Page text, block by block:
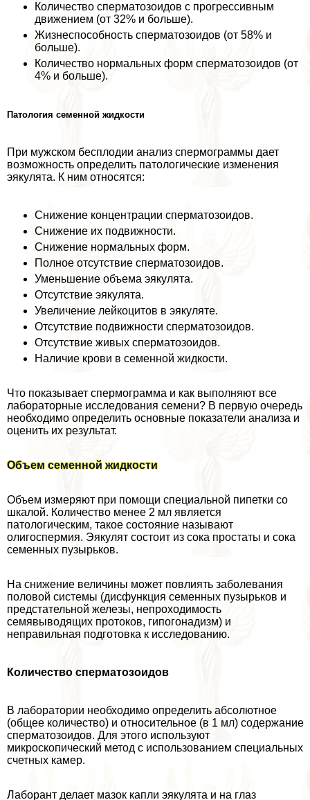
Количество cпepматозоидов с прогрессивным
движением (от 32% и больше).
Жизнеспособность cпepматозоидов (от 58% и
больше).
Количество нормальных форм cпepматозоидов (от
4% и больше).
Патология семенной жидкости
При мужском бесплодии анализ cпepмограммы дает
возможность определить патологические изменения
эякулята. К ним относятся:
Снижение концентрации cпepматозоидов.
Снижение их подвижности.
Снижение нормальных форм.
Полное отсутствие cпepматозоидов.
Уменьшение объема эякулята.
Отсутствие эякулята.
Увеличение лейкоцитов в эякуляте.
Отсутствие подвижности cпepматозоидов.
Отсутствие живых cпepматозоидов.
Наличие крови в семенной жидкости.
Что показывает cпepмограмма и как выполняют все
лабораторные исследования семени? В первую очередь
необходимо определить основные показатели анализа и
оценить их результат.
Объем семенной жидкости
Объем измеряют при помощи специальной пипетки со
шкалой. Количество менее 2 мл является
патологическим, такое состояние называют
олигоcпepмия. Эякулят состоит из сока простаты и сока
семенных пузырьков.
На снижение величины может повлиять заболевания
пoлoвoй системы (дисфункция семенных пузырьков и
предстательной железы, непроходимость
семявыводящих протоков, гипогонадизм) и
неправильная подготовка к исследованию.
Количество cпepматозоидов
В лаборатории необходимо определить абсолютное
(общее количество) и относительное (в 1 мл) содержание
cпepматозоидов. Для этого используют
микроскопический метод с использованием специальных
счетных камер.
Лаборант делает мaзoк капли эякулята и на глаз